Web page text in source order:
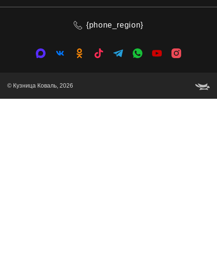
{phone_region}
© Кузница Коваль, 2026